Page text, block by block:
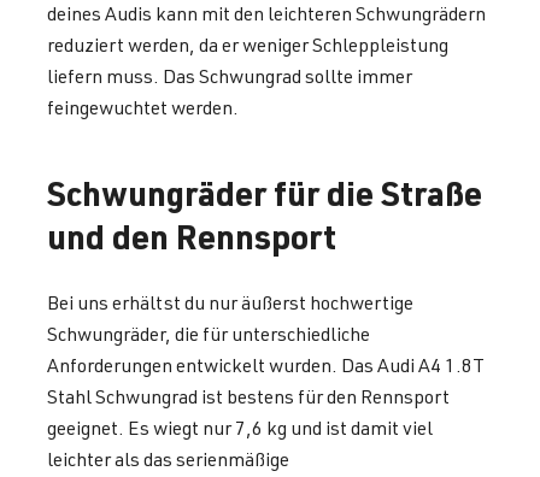
deines Audis kann mit den leichteren Schwungrädern
reduziert werden, da er weniger Schleppleistung
liefern muss. Das Schwungrad sollte immer
feingewuchtet werden.
Schwungräder für die Straße
und den Rennsport
Bei uns erhältst du nur äußerst hochwertige
Schwungräder, die für unterschiedliche
Anforderungen entwickelt wurden. Das Audi A4 1.8T
Stahl Schwungrad ist bestens für den Rennsport
geeignet. Es wiegt nur 7,6 kg und ist damit viel
leichter als das serienmäßige